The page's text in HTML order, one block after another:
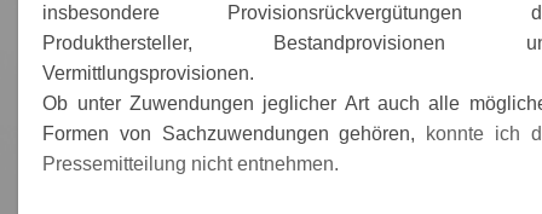
insbesondere Provisionsrückvergütungen
Produkthersteller, Bestandprovisionen
Vermittlungsprovisionen.
Ob unter Zuwendungen jeglicher Art auch alle
Formen von Sachzuwendungen gehören, konnte ich
Pressemitteilung nicht entnehmen.